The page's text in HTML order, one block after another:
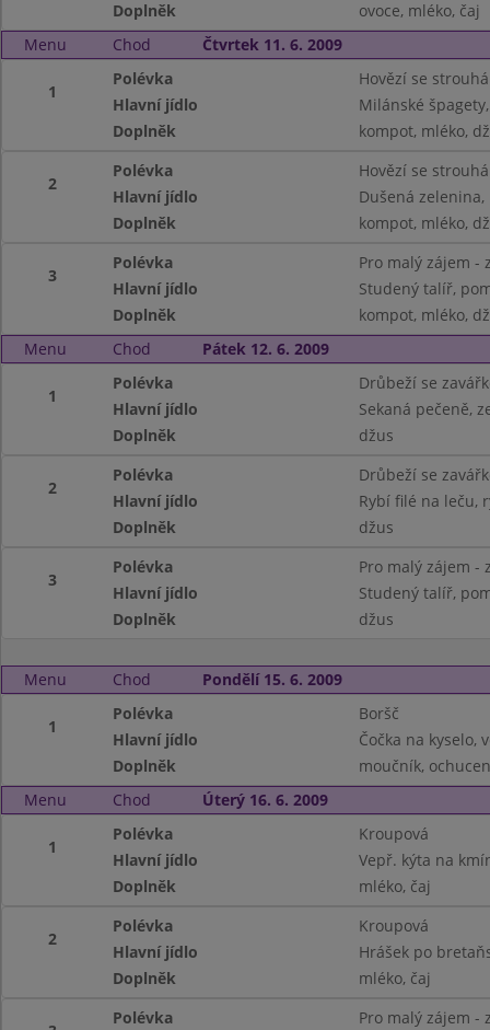
Doplněk
ovoce, mléko, čaj
Menu
Chod Čtvrtek 11. 6. 2009
1
Polévka
Hovězí se
Hlavní jídlo
Milánské
Doplněk
kompot, mléko,
2
Polévka
Hovězí se
Hlavní jídlo
Dušená
Doplněk
kompot, mléko,
3
Polévka
Pro malý zájem -
Hlavní jídlo
Studený talíř,
Doplněk
kompot, mléko,
Menu
Chod Pátek 12. 6. 2009
1
Polévka
Drůbeží se
Hlavní jídlo
Sekaná pečeně,
Doplněk
džus
2
Polévka
Drůbeží se
Hlavní jídlo
Rybí filé na leču,
Doplněk
džus
3
Polévka
Pro malý zájem -
Hlavní jídlo
Studený talíř,
Doplněk
džus
Menu Chod Pondělí 15. 6. 2009
1
Polévka
Boršč
Hlavní jídlo
Čočka na kyselo,
Doplněk
moučník,
Menu
Chod Úterý 16. 6. 2009
1
Polévka
Kroupová
Hlavní jídlo
Vepř. kýta na
Doplněk
mléko, čaj
2
Polévka
Kroupová
Hlavní jídlo
Hrášek po
Doplněk
mléko, čaj
Polévka Pro malý zájem -